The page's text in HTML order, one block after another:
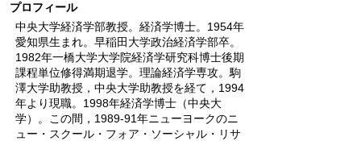
プロフィール
中央大学経済学部教授。経済学博士。1954年
愛知県生まれ。早稲田大学政治経済学部卒。
1982年一橋大学大学院経済学研究科博士後期
課程単位修得満期退学。理論経済学専攻。駒
澤大学助教授，中央大学助教授を経て，1994
年より現職。1998年経済学博士（中央大
学）。この間，1989-91年ニューヨークのニ
ュー・スクール・フォア・ソーシャル・リサ